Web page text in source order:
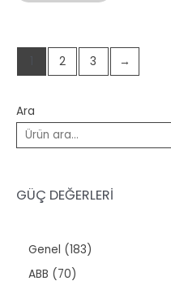
Ara
GÜÇ DEĞERLERİ
Genel 1831
ABB 707
2 3 →